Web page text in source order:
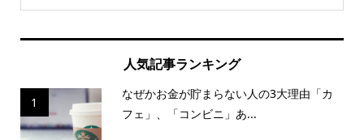
人気記事ランキング
1
なぜかお金が貯まらない人の3大理由「カ
フェ」、「コンビニ」あ...